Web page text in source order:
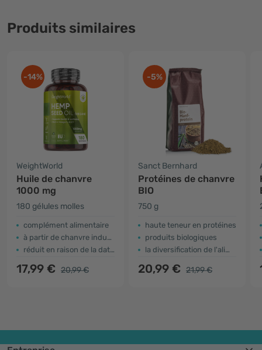
Produits similaires
-14%
WeightWorld
Huile de chanvre
1000 mg
180 gélules molles
complément alimentaire
à partir de chanvre industriel
réduit en raison de la date d'expiration
17,99 € 20,99 €
-5%
Sanct Bernhard
Protéines de chanvre
BIO
750 g
haute teneur en protéines
produits biologiques
la diversification de l'alimentation
20,99 € 21,99 €